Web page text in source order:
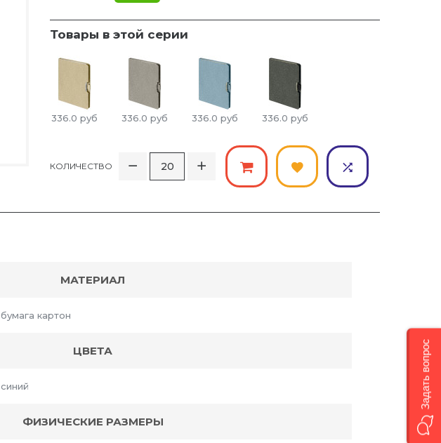
Товары в этой серии
336.0 руб 336.0 руб 336.0 руб 336.0 руб
КОЛИЧЕСТВО
МАТЕРИАЛ
бумага картон
ЦВЕТА
синий
ФИЗИЧЕСКИЕ РАЗМЕРЫ
Задать вопрос